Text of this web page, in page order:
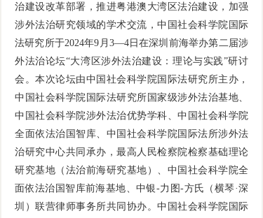
治建设改革部署，推进粤港澳大湾区法治建设，加强
涉外法治研究领域的学术交流，中国社会科学院国际
法研究所于2024年9月3—4日在深圳前海举办第二届涉
外法治论坛“大湾区涉外法治建设：理论与实践”研讨
会。本次论坛由中国社会科学院国际法研究所主办，
中国社会科学院国际法研究所国家级涉外法治基地、
中国社会科学院涉外法治优势学科、中国社会科学院
全面依法治国智库、中国社会科学院国际法所涉外法
治研究中心共同承办，最高人民检察院检察基础理论
研究基地（法治前海研究基地）、中国社会科学院全
面依法治国智库前海基地、中银-力图-方氏（横琴·深
圳）联营律师事务所共同协办。中国社会科学院国际